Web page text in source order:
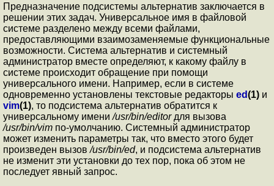
Предназначение подсистемы альтернатив заключается в
решении этих задач. Универсальное имя в файловой
системе разделено между всеми файлами,
предоставляющими взаимозаменяемые функциональные
возможности. Система альтернатив и системный
администратор вместе определяют, к какому файлу в
системе происходит обращение при помощи
универсального имени. Например, если в системе
одновременно установлены текстовые редакторы ed(1) и
vim(1), то подсистема альтернатив обратится к
универсальному имени/usr/bin/editorдля вызова
/usr/bin/vim по-умолчанию. Системный администратор
может изменить параметры так, что вместо этого будет
произведен вызов/usr/bin/ed, и подсистема альтернатив
не изменит эти установки до тех пор, пока об этом не
последует явный запрос.